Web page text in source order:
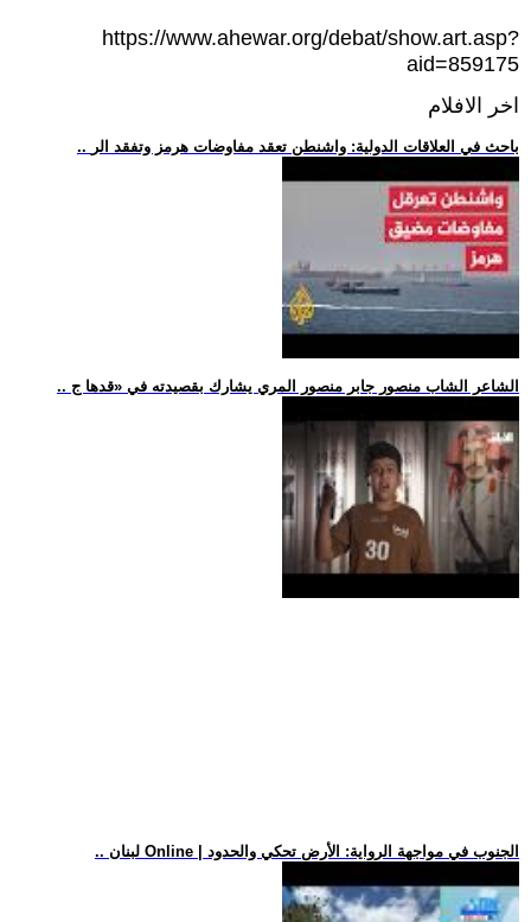
https://www.ahewar.org/debat/show.art.asp?
aid=859175
اخر الافلام
.. باحث في العلاقات الدولية: واشنطن تعقد مفاوضات هرمز وتفقد الر
.. الشاعر الشاب منصور جابر منصور المري يشارك بقصيدته في «قدها ج
.. لبنان Online | الجنوب في مواجهة الرواية: الأرض تحكي والحدود